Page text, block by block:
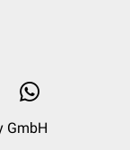
GmbH